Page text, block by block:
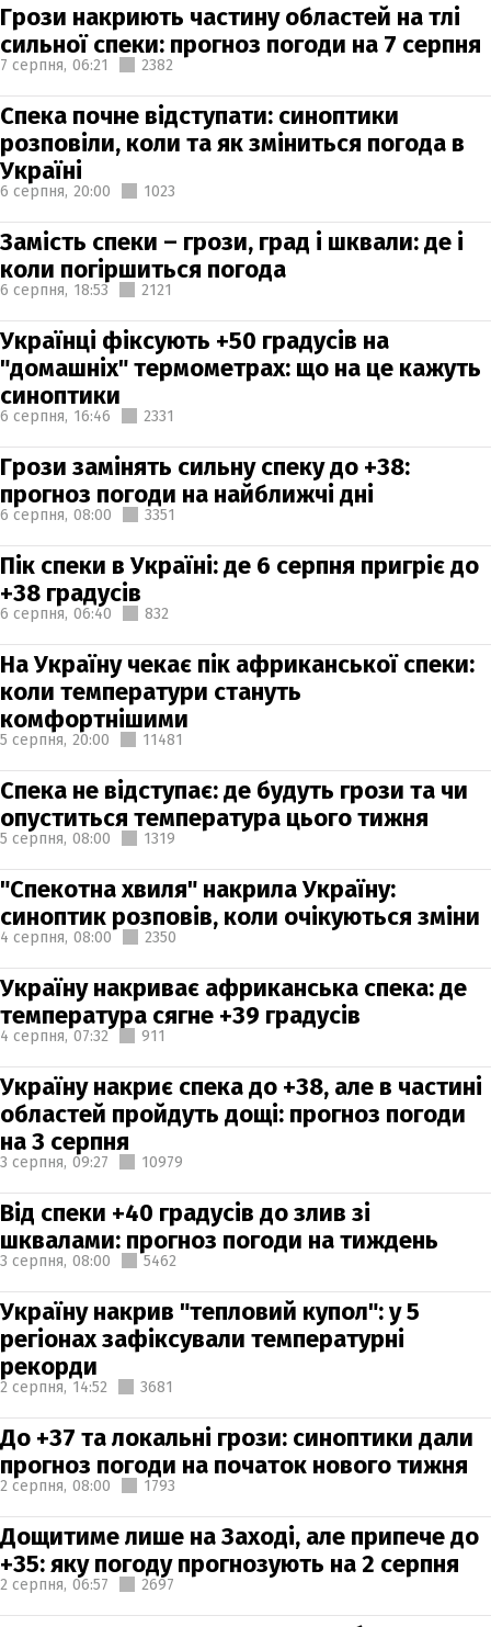
Грози накриють частину областей на тлі
сильної спеки: прогноз погоди на 7 серпня
7 серпня, 06:21 2382
Спека почне відступати: синоптики
розповіли, коли та як зміниться погода в
Україні
6 серпня, 20:00 1023
Замість спеки – грози, град і шквали: де і
коли погіршиться погода
6 серпня, 18:53 2121
Українці фіксують +50 градусів на
"домашніх" термометрах: що на це кажуть
синоптики
6 серпня, 16:46 2331
Грози замінять сильну спеку до +38:
прогноз погоди на найближчі дні
6 серпня, 08:00 3351
Пік спеки в Україні: де 6 серпня пригріє до
+38 градусів
6 серпня, 06:40 832
На Україну чекає пік африканської спеки:
коли температури стануть
комфортнішими
5 серпня, 20:00 11481
Спека не відступає: де будуть грози та чи
опуститься температура цього тижня
5 серпня, 08:00 1319
"Спекотна хвиля" накрила Україну:
синоптик розповів, коли очікуються зміни
4 серпня, 08:00 2350
Україну накриває африканська спека: де
температура сягне +39 градусів
4 серпня, 07:32 911
Україну накриє спека до +38, але в частині
областей пройдуть дощі: прогноз погоди
на 3 серпня
3 серпня, 09:27 10979
Від спеки +40 градусів до злив зі
шквалами: прогноз погоди на тиждень
3 серпня, 08:00 5462
Україну накрив "тепловий купол": у 5
регіонах зафіксували температурні
рекорди
2 серпня, 14:52 3681
До +37 та локальні грози: синоптики дали
прогноз погоди на початок нового тижня
2 серпня, 08:00 1793
Дощитиме лише на Заході, але припече до
+35: яку погоду прогнозують на 2 серпня
2 серпня, 06:57 2697